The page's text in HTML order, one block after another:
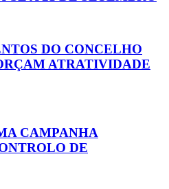
DO CONCELHO
ATRATIVIDADE
CAMPANHA
DE